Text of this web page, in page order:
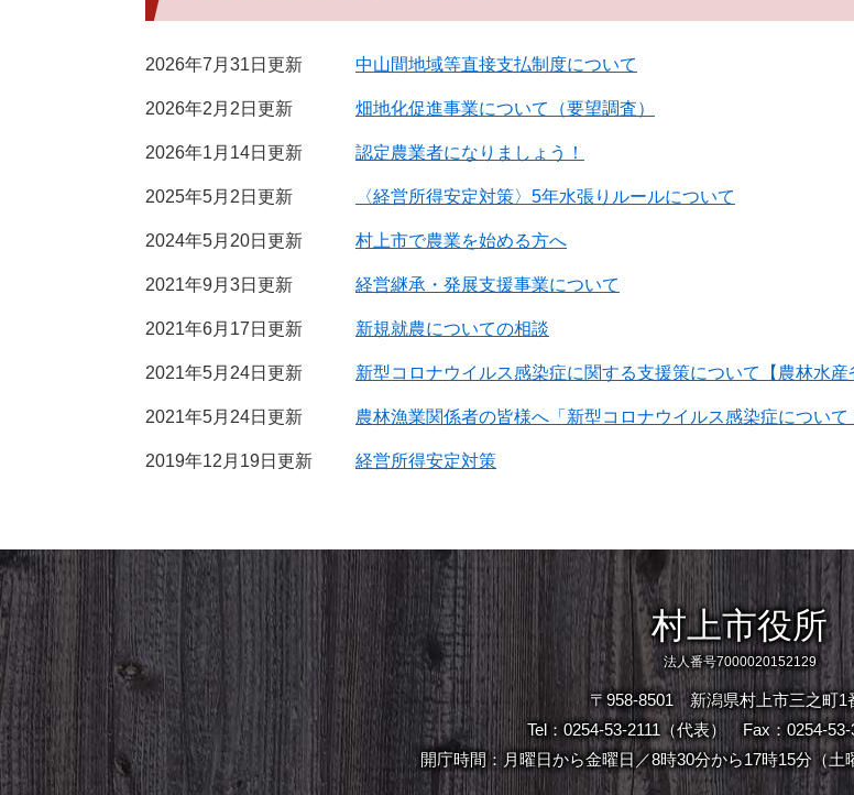
2026年7月31日更新 中山間地域等直接支払制度について
2026年2月2日更新 畑地化促進事業について（要望調査）
2026年1月14日更新 認定農業者になりましょう！
2025年5月2日更新 〈経営所得安定対策〉5年水張りルールについて
2024年5月20日更新 村上市で農業を始める方へ
2021年9月3日更新 経営継承・発展支援事業について
2021年6月17日更新 新規就農についての相談
2021年5月24日更新 新型コロナウイルス感染症に関する支援策について【農林水産
2021年5月24日更新 農林漁業関係者の皆様へ「新型コロナウイルス感染症について
2019年12月19日更新 経営所得安定対策
村上市役所
法人番号7000020152129
〒958-8501 新潟県村上市三之町1
Tel：0254-53-2111（代表）
Fax：0254-
開庁時間：月曜日から金曜日／8時30分から17時15分（土